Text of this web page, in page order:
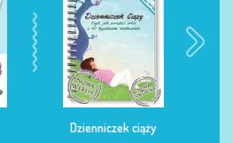
Dzienniczek ciąży